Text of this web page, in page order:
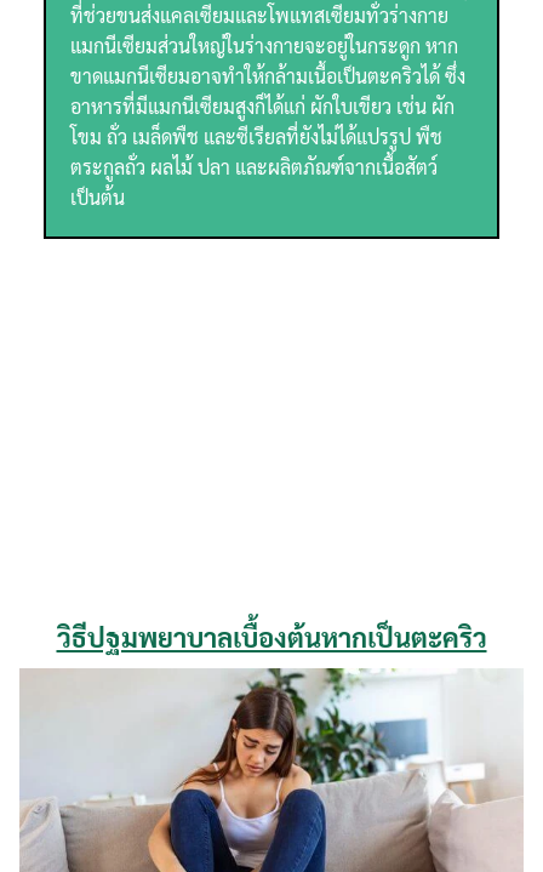
ที่ช่วยขนส่งแคลเซียมและโพแทสเซียมทั่วร่างกาย
แมกนีเซียมส่วนใหญ่ในร่างกายจะอยู่ในกระดูก หาก
ขาดแมกนีเซียมอาจทำให้กล้ามเนื้อเป็นตะคริวได้ ซึ่ง
อาหารที่มีแมกนีเซียมสูงก็ได้แก่ ผักใบเขียว เช่น ผัก
โขม ถั่ว เมล็ดพืช และซีเรียลที่ยังไม่ได้แปรรูป พืช
ตระกูลถั่ว ผลไม้ ปลา และผลิตภัณฑ์จากเนื้อสัตว์
เป็นต้น
วิธีปฐมพยาบาลเบื้องต้นหากเป็นตะคริว